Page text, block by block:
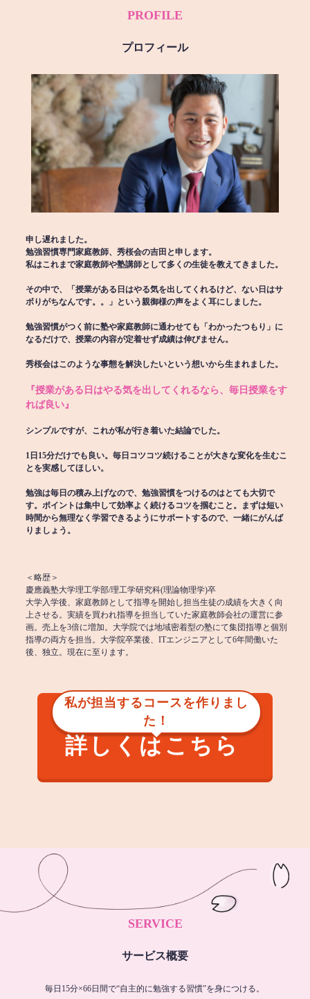
PROFILE
プロフィール
申し遅れました。
勉強習慣専門家庭教師、秀桜会の吉田と申します。
私はこれまで家庭教師や塾講師として多くの生徒を教えてきました。
その中で、「授業がある日はやる気を出してくれるけど、ない日はサ
ボりがちなんです。。」という親御様の声をよく耳にしました。
勉強習慣がつく前に塾や家庭教師に通わせても「わかったつもり」に
なるだけで、授業の内容が定着せず成績は伸びません。
秀桜会はこのような事態を解決したいという想いから生まれました。
『授業がある日はやる気を出してくれるなら、毎日授業をす
れば良い』
シンプルですが、これが私が行き着いた結論でした。
1日15分だけでも良い。毎日コツコツ続けることが大きな変化を生むこ
とを実感してほしい。
勉強は毎日の積み上げなので、勉強習慣をつけるのはとても大切で
す。ポイントは集中して効率よく続けるコツを掴むこと。まずは短い
時間から無理なく学習できるようにサポートするので、一緒にがんば
りましょう。
＜略歴＞
慶應義塾大学理工学部/理工学研究科(理論物理学)卒
大学入学後、家庭教師として指導を開始し担当生徒の成績を大きく向
上させる。実績を買われ指導を担当していた家庭教師会社の運営に参
画。売上を3倍に増加。大学院では地域密着型の塾にて集団指導と個別
指導の両方を担当。大学院卒業後、ITエンジニアとして6年間働いた
後、独立。現在に至ります。
私が担当するコースを作りまし
た！
詳しくはこちら
SERVICE
サービス概要
毎日15分×66日間で“自主的に勉強する習慣”を身につける。